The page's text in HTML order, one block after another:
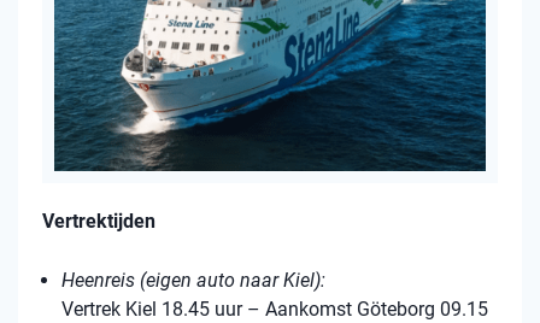
Vertrektijden
Heenreis (eigen auto naar Kiel):
Vertrek Kiel 18.45 uur – Aankomst Göteborg 09.15